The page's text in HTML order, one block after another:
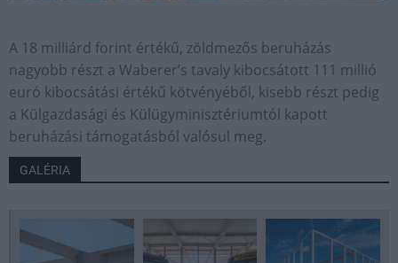
A 18 milliárd forint értékű, zöldmezős beruházás
nagyobb részt a Waberer’s tavaly kibocsátott 111 millió
euró kibocsátási értékű kötvényéből, kisebb részt pedig
a Külgazdasági és Külügyminisztériumtól kapott
beruházási támogatásból valósul meg.
GALÉRIA